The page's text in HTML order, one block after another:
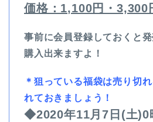
価格：1,100円・3,300
事前に会員登録しておくと
購入出来ますよ！
＊狙っている福袋は売り切
れておきましょう！
◆2020年11月7日(土)0